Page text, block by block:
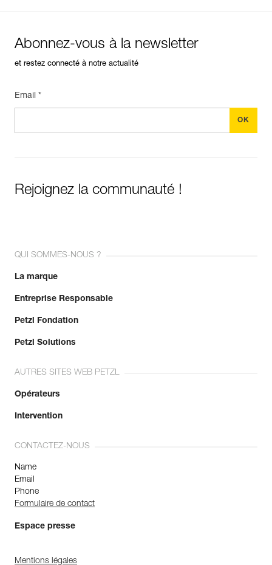
Abonnez-vous à la newsletter
et restez connecté à notre actualité
Email *
Rejoignez la communauté !
QUI SOMMES-NOUS ?
La marque
Entreprise Responsable
Petzl Fondation
Petzl Solutions
AUTRES SITES WEB PETZL
Opérateurs
Intervention
CONTACTEZ-NOUS
Name
Email
Phone
Formulaire de contact
Espace presse
Mentions légales